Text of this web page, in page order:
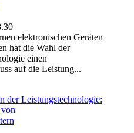
elektronischen Geräten
hat die Wahl der
einen
auf die Leistung...